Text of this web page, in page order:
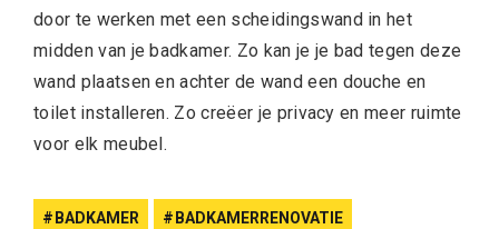
door te werken met een scheidingswand in het
midden van je badkamer. Zo kan je je bad tegen deze
wand plaatsen en achter de wand een douche en
toilet installeren. Zo creëer je privacy en meer ruimte
voor elk meubel.
BADKAMER BADKAMERRENOVATIE